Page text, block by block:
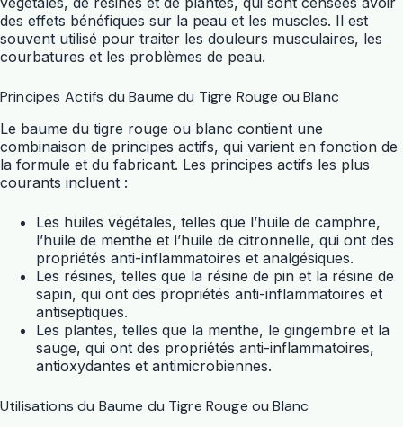
des effets bénéfiques sur la peau et les muscles. Il est
souvent utilisé pour traiter les douleurs musculaires, les
courbatures et les problèmes de peau.
Principes Actifs du Baume du Tigre Rouge ou Blanc
Le baume du tigre rouge ou blanc contient une
combinaison de principes actifs, qui varient en fonction de
la formule et du fabricant. Les principes actifs les plus
courants incluent :
Les huiles végétales, telles que l’huile de camphre,
l’huile de menthe et l’huile de citronnelle, qui ont des
propriétés anti-inflammatoires et analgésiques.
Les résines, telles que la résine de pin et la résine de
sapin, qui ont des propriétés anti-inflammatoires et
antiseptiques.
Les plantes, telles que la menthe, le gingembre et la
sauge, qui ont des propriétés anti-inflammatoires,
antioxydantes et antimicrobiennes.
Utilisations du Baume du Tigre Rouge ou Blanc